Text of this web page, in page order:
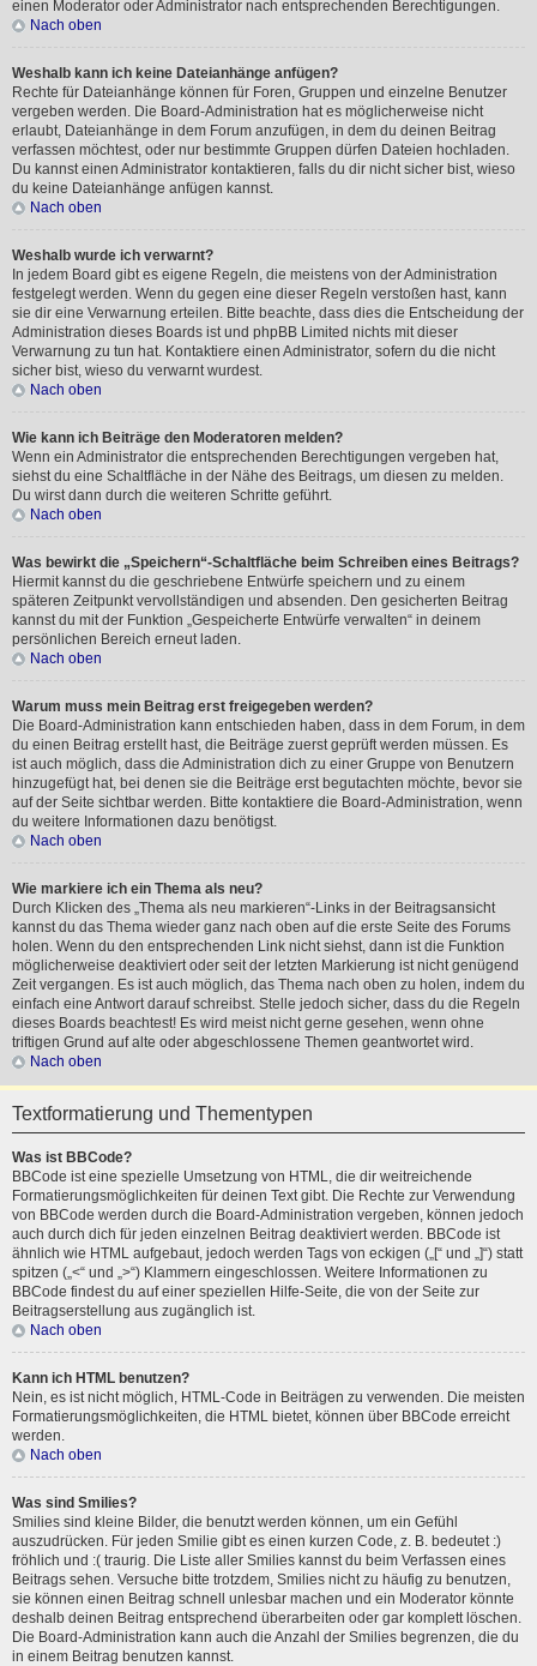
einen Moderator oder Administrator nach entsprechenden Berechtigungen.
Nach oben
Weshalb kann ich keine Dateianhänge anfügen?
Rechte für Dateianhänge können für Foren, Gruppen und einzelne Benutzer
vergeben werden. Die Board-Administration hat es möglicherweise nicht
erlaubt, Dateianhänge in dem Forum anzufügen, in dem du deinen Beitrag
verfassen möchtest, oder nur bestimmte Gruppen dürfen Dateien hochladen.
Du kannst einen Administrator kontaktieren, falls du dir nicht sicher bist, wieso
du keine Dateianhänge anfügen kannst.
Nach oben
Weshalb wurde ich verwarnt?
In jedem Board gibt es eigene Regeln, die meistens von der Administration
festgelegt werden. Wenn du gegen eine dieser Regeln verstoßen hast, kann
sie dir eine Verwarnung erteilen. Bitte beachte, dass dies die Entscheidung der
Administration dieses Boards ist und phpBB Limited nichts mit dieser
Verwarnung zu tun hat. Kontaktiere einen Administrator, sofern du die nicht
sicher bist, wieso du verwarnt wurdest.
Nach oben
Wie kann ich Beiträge den Moderatoren melden?
Wenn ein Administrator die entsprechenden Berechtigungen vergeben hat,
siehst du eine Schaltfläche in der Nähe des Beitrags, um diesen zu melden.
Du wirst dann durch die weiteren Schritte geführt.
Nach oben
Was bewirkt die „Speichern“-Schaltfläche beim Schreiben eines Beitrags?
Hiermit kannst du die geschriebene Entwürfe speichern und zu einem
späteren Zeitpunkt vervollständigen und absenden. Den gesicherten Beitrag
kannst du mit der Funktion „Gespeicherte Entwürfe verwalten“ in deinem
persönlichen Bereich erneut laden.
Nach oben
Warum muss mein Beitrag erst freigegeben werden?
Die Board-Administration kann entschieden haben, dass in dem Forum, in dem
du einen Beitrag erstellt hast, die Beiträge zuerst geprüft werden müssen. Es
ist auch möglich, dass die Administration dich zu einer Gruppe von Benutzern
hinzugefügt hat, bei denen sie die Beiträge erst begutachten möchte, bevor sie
auf der Seite sichtbar werden. Bitte kontaktiere die Board-Administration, wenn
du weitere Informationen dazu benötigst.
Nach oben
Wie markiere ich ein Thema als neu?
Durch Klicken des „Thema als neu markieren“-Links in der Beitragsansicht
kannst du das Thema wieder ganz nach oben auf die erste Seite des Forums
holen. Wenn du den entsprechenden Link nicht siehst, dann ist die Funktion
möglicherweise deaktiviert oder seit der letzten Markierung ist nicht genügend
Zeit vergangen. Es ist auch möglich, das Thema nach oben zu holen, indem du
einfach eine Antwort darauf schreibst. Stelle jedoch sicher, dass du die Regeln
dieses Boards beachtest! Es wird meist nicht gerne gesehen, wenn ohne
triftigen Grund auf alte oder abgeschlossene Themen geantwortet wird.
Nach oben
Textformatierung und Thementypen
Was ist BBCode?
BBCode ist eine spezielle Umsetzung von HTML, die dir weitreichende
Formatierungsmöglichkeiten für deinen Text gibt. Die Rechte zur Verwendung
von BBCode werden durch die Board-Administration vergeben, können jedoch
auch durch dich für jeden einzelnen Beitrag deaktiviert werden. BBCode ist
ähnlich wie HTML aufgebaut, jedoch werden Tags von eckigen („[“ und „]“) statt
spitzen („<“ und „>“) Klammern eingeschlossen. Weitere Informationen zu
BBCode findest du auf einer speziellen Hilfe-Seite, die von der Seite zur
Beitragserstellung aus zugänglich ist.
Nach oben
Kann ich HTML benutzen?
Nein, es ist nicht möglich, HTML-Code in Beiträgen zu verwenden. Die meisten
Formatierungsmöglichkeiten, die HTML bietet, können über BBCode erreicht
werden.
Nach oben
Was sind Smilies?
Smilies sind kleine Bilder, die benutzt werden können, um ein Gefühl
auszudrücken. Für jeden Smilie gibt es einen kurzen Code, z. B. bedeutet :)
fröhlich und :( traurig. Die Liste aller Smilies kannst du beim Verfassen eines
Beitrags sehen. Versuche bitte trotzdem, Smilies nicht zu häufig zu benutzen,
sie können einen Beitrag schnell unlesbar machen und ein Moderator könnte
deshalb deinen Beitrag entsprechend überarbeiten oder gar komplett löschen.
Die Board-Administration kann auch die Anzahl der Smilies begrenzen, die du
in einem Beitrag benutzen kannst.